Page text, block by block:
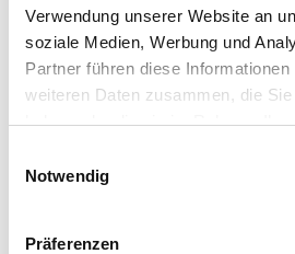
Verwendung unserer Website an
soziale Medien, Werbung und
Partner führen diese
weiteren Daten zusammen, die
haben oder die sie im Rahmen
Notwendig
Präferenzen